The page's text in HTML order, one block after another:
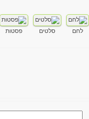
לחם סלטים פסטות